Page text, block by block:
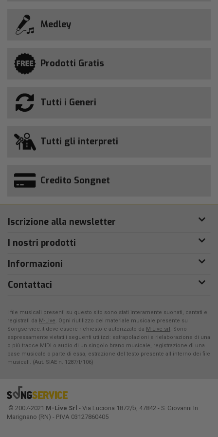
Medley
Prodotti Gratis
Tutti i Generi
Tutti gli interpreti
Credito Songnet
Iscrizione alla newsletter
I nostri prodotti
Informazioni
Contattaci
I file musicali presenti su questo sito sono stati interamente suonati, cantati e
registrati da M-Live. Ogni riutilizzo del materiale musicale presente su
Songservice.it deve essere richiesto e autorizzato da M-Live srl. Sono
espressamente vietati i seguenti utilizzi: estrapolazioni e rielaborazione di una
o più tracce MIDI o audio di un singolo brano musicale, registrazione di una
base musicale o parte di essa, estrazione del testo presente all'interno dei file
musicali. (Aut. SIAE n. 1287/I/106)
© 2007-2021 M-Live Srl - Via Luciona 1872/b, 47842 - S. Giovanni In
Marignano (RN) - P.IVA 03127860405